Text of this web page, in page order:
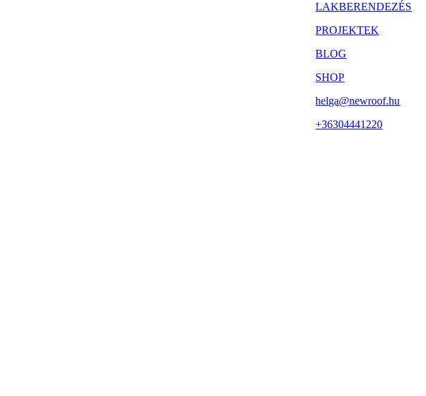
LAKBERENDEZÉS
PROJEKTEK
BLOG
SHOP
helga@newroof.hu
+36304441220